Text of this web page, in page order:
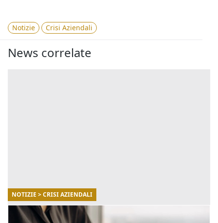
Notizie Crisi Aziendali
News correlate
NOTIZIE > CRISI AZIENDALI
01/12/2022